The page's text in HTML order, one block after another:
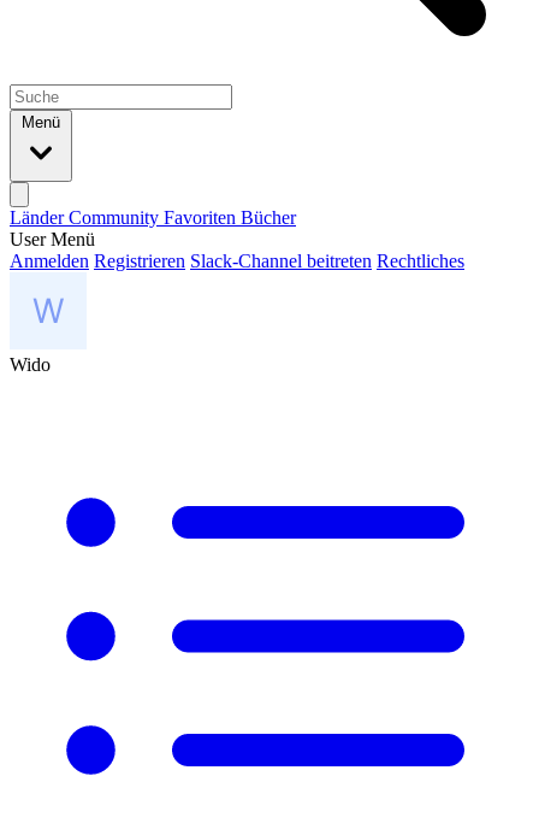
Menü
LänderCommunity Favoriten Bücher
User Menü
Anmelden Registrieren Slack-Channel beitreten Rechtliches
Wido